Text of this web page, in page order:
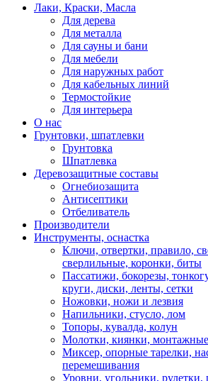
Лаки, Краски, Масла
Для дерева
Для металла
Для сауны и бани
Для мебели
Для наружных работ
Для кабельных линий
Термостойкие
Для интерьера
О нас
Грунтовки, шпатлевки
Грунтовка
Шпатлевка
Деревозащитные составы
Огнебиозащита
Антисептики
Отбеливатель
Производители
Инструменты, оснастка
Ключи, отвертки, правило,
сверлильные, коронки, биты
Пассатижи, бокорезы,
круги, диски, ленты, сетки
Ножовки, ножи и лезвия
Напильники, стусло, лом
Топоры, кувалда, колун
Молотки, киянки,
Миксер, опорные тарелки,
перемешивания
Уровни, угольники,